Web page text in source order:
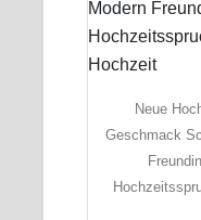
Neue
Geschmack